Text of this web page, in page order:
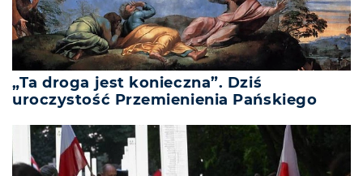
„Ta droga jest konieczna”. Dziś
uroczystość Przemienienia Pańskiego